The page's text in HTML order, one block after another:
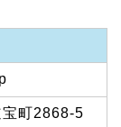
町2868-5